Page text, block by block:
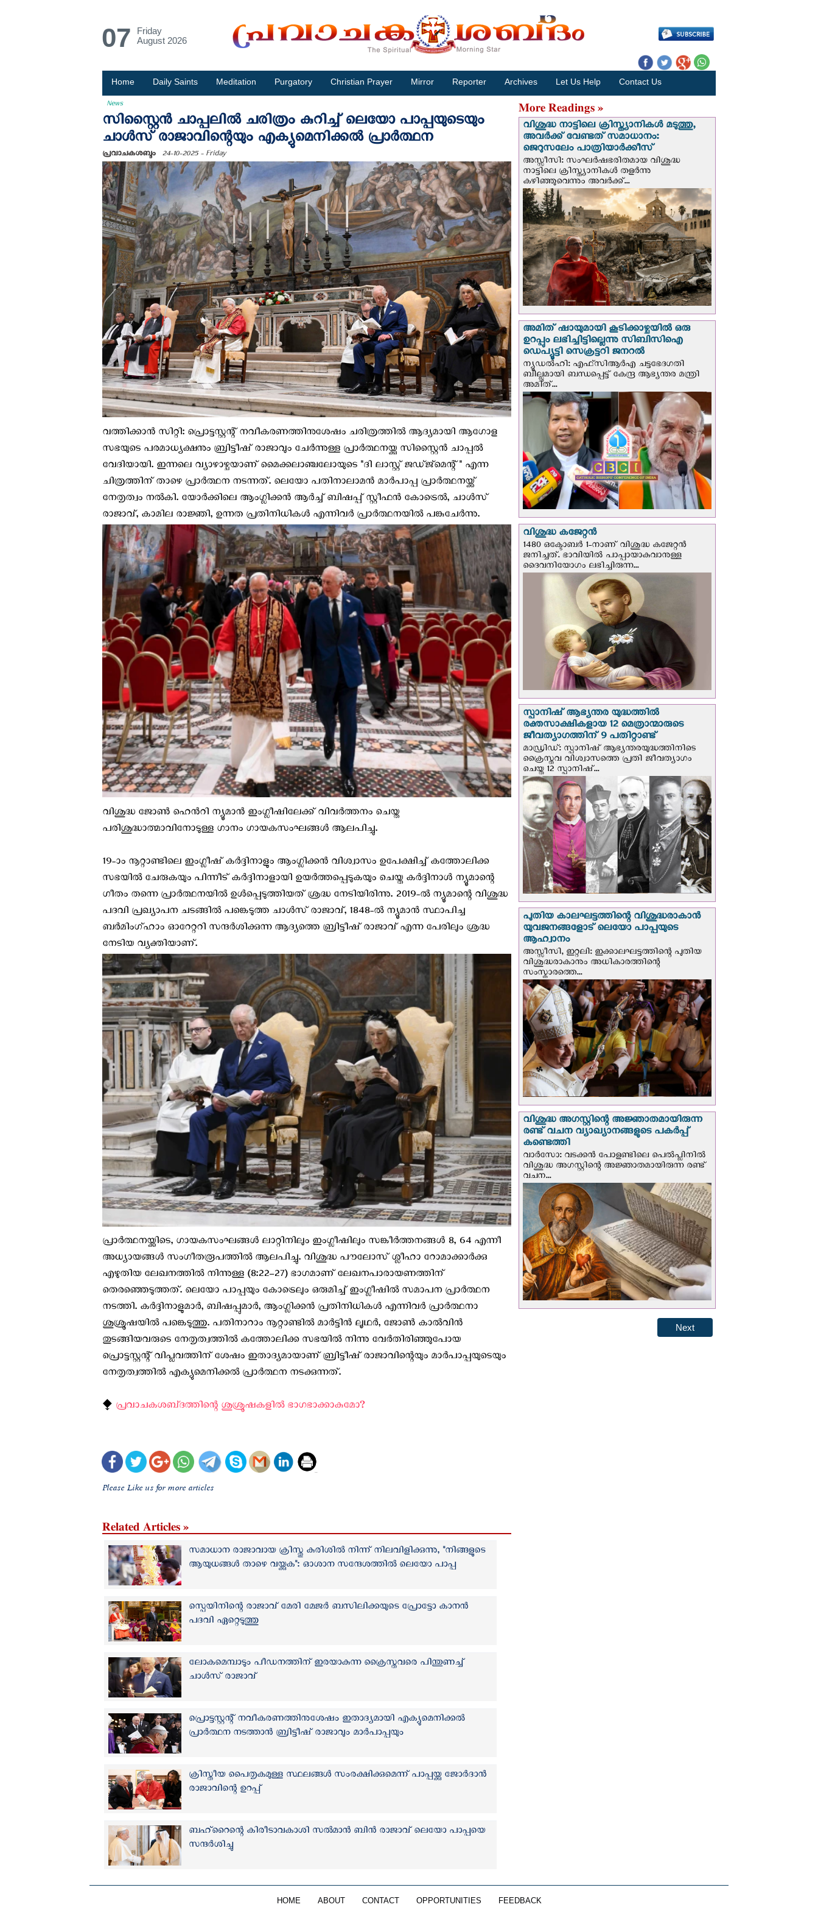
07
Friday
August 2026
Home Daily Saints Meditation Purgatory Christian Prayer Mirror Reporter Archives Let Us Help Contact Us
News
സിസ്റ്റൈൻ ചാപ്പലില്‍ ചരിത്രം കുറിച്ച് ലെയോ പാപ്പയുടെയും
ചാൾസ് രാജാവിന്റെയും എക്യുമെനിക്കല്‍ പ്രാര്‍ത്ഥന
പ്രവാചകശബ്ദം 24-10-2025 - Friday
വത്തിക്കാന്‍ സിറ്റി: പ്രൊട്ടസ്റ്റന്റ് നവീകരണത്തിനുശേഷം ചരിത്രത്തില്‍ ആദ്യമായി ആഗോള
സഭയുടെ പരമാധ്യക്ഷനും ബ്രിട്ടീഷ് രാജാവും ചേര്‍ന്നുള്ള പ്രാര്‍ത്ഥനയ്ക്കു സിസ്റ്റൈൻ ചാപ്പൽ
വേദിയായി. ഇന്നലെ വ്യാഴാഴ്ചയാണ് മൈക്കലാഞ്ചലോയുടെ "ദി ലാസ്റ്റ് ജഡ്ജ്മെന്റ്" എന്ന
ചിത്രത്തിന് താഴെ പ്രാര്‍ത്ഥന നടന്നത്. ലെയോ പതിനാലാമൻ മാർപാപ്പ പ്രാർത്ഥനയ്ക്ക്
നേതൃത്വം നൽകി. യോർക്കിലെ ആംഗ്ലിക്കൻ ആർച്ച് ബിഷപ്പ് സ്റ്റീഫൻ കോട്രെൽ, ചാൾസ്
രാജാവ്, കാമില രാജ്ഞി, ഉന്നത പ്രതിനിധികള്‍ എന്നിവർ പ്രാര്‍ത്ഥനയില്‍ പങ്കുചേര്‍ന്നു.
വിശുദ്ധ ജോൺ ഹെൻറി ന്യൂമാൻ ഇംഗ്ലീഷിലേക്ക് വിവർത്തനം ചെയ്ത
പരിശുദ്ധാത്മാവിനോടുള്ള ഗാനം ഗായകസംഘങ്ങൾ ആലപിച്ചു.
19-ാം നൂറ്റാണ്ടിലെ ഇംഗ്ലീഷ് കർദ്ദിനാളും ആംഗ്ലിക്കൻ വിശ്വാസം ഉപേക്ഷിച്ച് കത്തോലിക്ക
സഭയില്‍ ചേരുകയും പിന്നീട് കര്‍ദ്ദിനാളായി ഉയര്‍ത്തപ്പെടുകയും ചെയ്ത കര്‍ദ്ദിനാള്‍ ന്യൂമാന്റെ
ഗീതം തന്നെ പ്രാര്‍ത്ഥനയില്‍ ഉള്‍പ്പെടുത്തിയത് ശ്രദ്ധ നേടിയിരിന്നു. 2019-ൽ ന്യൂമാന്റെ വിശുദ്ധ
പദവി പ്രഖ്യാപന ചടങ്ങിൽ പങ്കെടുത്ത ചാൾസ് രാജാവ്, 1848-ൽ ന്യൂമാൻ സ്ഥാപിച്ച
ബർമിംഗ്ഹാം ഓറേറ്ററി സന്ദർശിക്കുന്ന ആദ്യത്തെ ബ്രിട്ടീഷ് രാജാവ് എന്ന പേരിലും ശ്രദ്ധ
നേടിയ വ്യക്തിയാണ്.
പ്രാർത്ഥനയ്ക്കിടെ, ഗായകസംഘങ്ങൾ ലാറ്റിനിലും ഇംഗ്ലീഷിലും സങ്കീർത്തനങ്ങൾ 8, 64 എന്നീ
അധ്യായങ്ങള്‍ സംഗീതരൂപത്തില്‍ ആലപിച്ചു. വിശുദ്ധ പൗലോസ് ശ്ലീഹാ റോമാക്കാർക്കു
എഴുതിയ ലേഖനത്തിൽ നിന്നുള്ള (8:22–27) ഭാഗമാണ് ലേഖനപാരായണത്തിന്
തെരഞ്ഞെടുത്തത്. ലെയോ പാപ്പയും കോട്രെലും ഒരുമിച്ച് ഇംഗ്ലീഷിൽ സമാപന പ്രാർത്ഥന
നടത്തി. കർദ്ദിനാളുമാർ, ബിഷപ്പുമാർ, ആംഗ്ലിക്കൻ പ്രതിനിധികൾ എന്നിവർ പ്രാർത്ഥനാ
ശുശ്രൂഷയിൽ പങ്കെടുത്തു. പതിനാറാം നൂറ്റാണ്ടില്‍ മാർട്ടിൻ ലൂഥർ, ജോൺ കാൽവിൻ
തുടങ്ങിയവരുടെ നേതൃത്വത്തിൽ കത്തോലിക്ക സഭയില്‍ നിന്നു വേര്‍തിരിഞ്ഞുപോയ
പ്രൊട്ടസ്റ്റന്റ് വിപ്ലവത്തിന് ശേഷം ഇതാദ്യമായാണ് ബ്രിട്ടീഷ് രാജാവിന്റെയും മാര്‍പാപ്പയുടെയും
നേതൃത്വത്തില്‍ എക്യുമെനിക്കല്‍ പ്രാര്‍ത്ഥന നടക്കുന്നത്.
⧪ പ്രവാചകശബ്‌ദത്തിന്റെ ശുശ്രൂഷകളില്‍ ഭാഗഭാക്കാകുമോ? ‍
Please Like us for more articles
Related Articles »
സമാധാന രാജാവായ ക്രിസ്തു കുരിശിൽ നിന്ന് നിലവിളിക്കുന്നു, "നിങ്ങളുടെ
ആയുധങ്ങൾ താഴെ വയ്ക്കുക": ഓശാന സന്ദേശത്തില്‍ ലെയോ പാപ്പ
സ്പെയിനിന്റെ രാജാവ് മേരി മേജർ ബസിലിക്കയുടെ പ്രോട്ടോ കാനൻ
പദവി ഏറ്റെടുത്തു
ലോകമെമ്പാടും പീഡനത്തിന് ഇരയാകുന്ന ക്രൈസ്തവരെ പിന്തുണച്ച്
ചാൾസ് രാജാവ്
പ്രൊട്ടസ്റ്റന്റ് നവീകരണത്തിനുശേഷം ഇതാദ്യമായി എക്യുമെനിക്കല്‍
പ്രാര്‍ത്ഥന നടത്താന്‍ ബ്രിട്ടീഷ് രാജാവും മാര്‍പാപ്പയും
ക്രിസ്തീയ പൈതൃകമുള്ള സ്ഥലങ്ങള്‍ സംരക്ഷിക്കുമെന്ന് പാപ്പയ്ക്കു ജോര്‍ദാന്‍
രാജാവിന്റെ ഉറപ്പ്
ബഹ്‌റൈന്റെ കിരീടാവകാശി സൽമാൻ ബിന്‍ രാജാവ് ലെയോ പാപ്പയെ
സന്ദര്‍ശിച്ചു
More Readings »
വിശുദ്ധ നാട്ടിലെ ക്രിസ്ത്യാനികൾ മടുത്തു,
അവർക്ക് വേണ്ടത് സമാധാനം:
ജെറുസലേം പാത്രിയാര്‍ക്കീസ്
അസ്സീസി: സംഘര്‍ഷഭരിതമായ വിശുദ്ധ
നാട്ടിലെ ക്രിസ്ത്യാനികൾ തളര്‍ന്നു
കഴിഞ്ഞുവെന്നും അവർക്ക്...
അമിത് ഷായുമായി കൂടിക്കാഴ്ചയില്‍ ഒരു
ഉറപ്പും ലഭിച്ചിട്ടില്ലെന്നു സിബിസിഐ
ഡെപ്യൂട്ടി സെക്രട്ടറി ജനറല്‍
ന്യൂഡല്‍ഹി: എഫ്‌സിആര്‍എ ചട്ടഭേദഗതി
ബില്ലുമായി ബന്ധപ്പെട്ട് കേന്ദ്ര ആഭ്യന്തര മന്ത്രി
അമിത്...
വിശുദ്ധ കജേറ്റന്‍
1480 ഒക്ടോബര്‍ 1-നാണ് വിശുദ്ധ കജേറ്റന്‍
ജനിച്ചത്. ഭാവിയില്‍ പാപ്പായാകുവാനുള്ള
ദൈവനിയോഗം ലഭിച്ചിരുന്ന...
സ്പാനിഷ് ആഭ്യന്തര യുദ്ധത്തില്‍
രക്തസാക്ഷികളായ 12 മെത്രാന്മാരുടെ
ജീവത്യാഗത്തിന് 9 പതിറ്റാണ്ട്
മാഡ്രിഡ്: സ്പാനിഷ് ആഭ്യന്തരയുദ്ധത്തിനിടെ
ക്രൈസ്തവ വിശ്വാസത്തെ പ്രതി ജീവത്യാഗം
ചെയ്ത 12 സ്പാനിഷ്...
പുതിയ കാലഘട്ടത്തിന്റെ വിശുദ്ധരാകാന്‍
യുവജനങ്ങളോട് ലെയോ പാപ്പയുടെ
ആഹ്വാനം
അസ്സീസി, ഇറ്റലി: ഇക്കാലഘട്ടത്തിന്റെ പുതിയ
വിശുദ്ധരാകാനും അധികാരത്തിന്റെ
സംസ്കാരത്തെ...
വിശുദ്ധ അഗസ്റ്റിന്റെ അജ്ഞാതമായിരുന്ന
രണ്ട് വചന വ്യാഖ്യാനങ്ങളുടെ പകര്‍പ്പ്
കണ്ടെത്തി
വാര്‍സോ: വടക്കൻ പോളണ്ടിലെ പെൽപ്ലിനില്‍
വിശുദ്ധ അഗസ്റ്റിന്റെ അജ്ഞാതമായിരുന്ന രണ്ട്
വചന...
Next
HOME ABOUT CONTACT OPPORTUNITIES FEEDBACK